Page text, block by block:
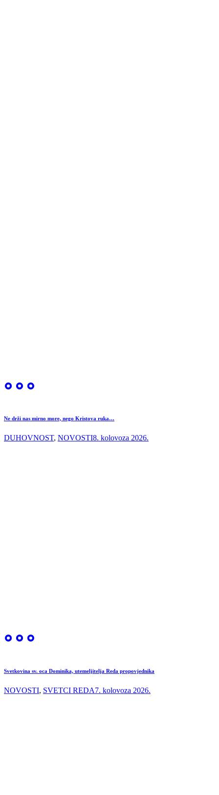
Ne drži nas mirno more, nego Kristova ruka…
DUHOVNOST, NOVOSTI8. kolovoza 2026.
Svetkovina sv. oca Dominika, utemeljitelja Reda propovjednika
NOVOSTI, SVETCI REDA7. kolovoza 2026.